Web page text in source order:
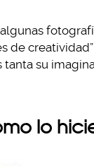
de
tanta su
lo